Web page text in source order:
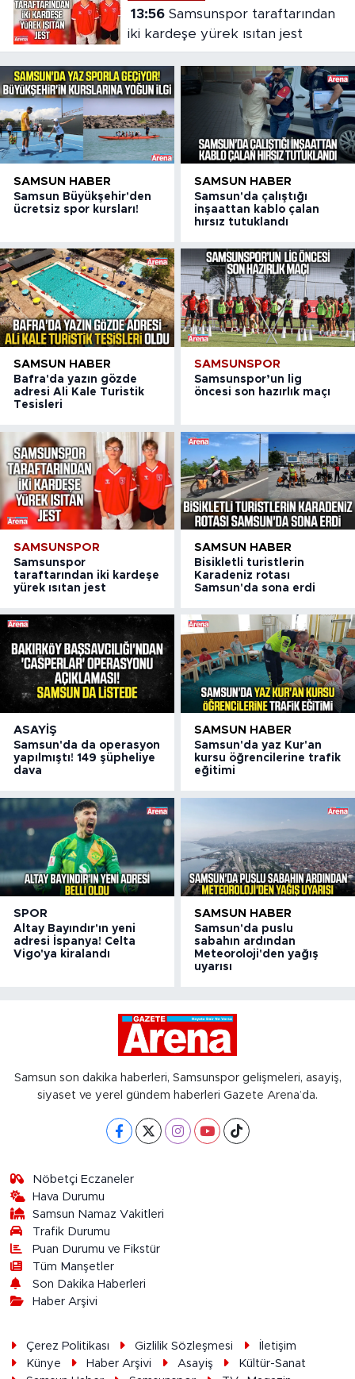
13:56Samsunspor taraftarından
iki kardeşe yürek ısıtan jest
SAMSUN HABER
Samsun Büyükşehir'den
ücretsiz spor kursları!
SAMSUN HABER
Samsun'da çalıştığı
inşaattan kablo çalan
hırsız tutuklandı
SAMSUN HABER
Bafra'da yazın gözde
adresi Ali Kale Turistik
Tesisleri
SAMSUNSPOR
Samsunspor’un lig
öncesi son hazırlık maçı
SAMSUNSPOR
Samsunspor
taraftarından iki kardeşe
yürek ısıtan jest
SAMSUN HABER
Bisikletli turistlerin
Karadeniz rotası
Samsun'da sona erdi
ASAYIŞ
Samsun'da da operasyon
yapılmıştı! 149 şüpheliye
dava
SAMSUN HABER
Samsun'da yaz Kur'an
kursu öğrencilerine trafik
eğitimi
SPOR
Altay Bayındır'ın yeni
adresi İspanya! Celta
Vigo'ya kiralandı
SAMSUN HABER
Samsun'da puslu
sabahın ardından
Meteoroloji'den yağış
uyarısı
Samsun son dakika haberleri, Samsunspor gelişmeleri, asayiş,
siyaset ve yerel gündem haberleri Gazete Arena’da.
Nöbetçi Eczaneler
Hava Durumu
Samsun Namaz Vakitleri
Trafik Durumu
Puan Durumu ve Fikstür
Tüm Manşetler
Son Dakika Haberleri
Haber Arşivi
Çerez Politikası Gizlilik Sözleşmesi
İletişim
Künye
Haber Arşivi Asayiş
Kültür-Sanat